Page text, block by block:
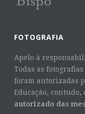
FOTOGRAFIA
Apelo à
Todas as
foram autorizadas
Educação, contudo,
autorizado das